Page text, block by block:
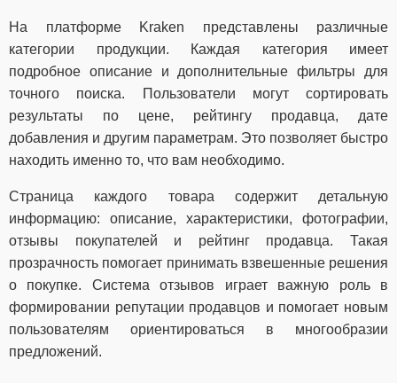
На платформе Kraken представлены различные
категории продукции. Каждая категория имеет
подробное описание и дополнительные фильтры для
точного поиска. Пользователи могут сортировать
результаты по цене, рейтингу продавца, дате
добавления и другим параметрам. Это позволяет быстро
находить именно то, что вам необходимо.
Страница каждого товара содержит детальную
информацию: описание, характеристики, фотографии,
отзывы покупателей и рейтинг продавца. Такая
прозрачность помогает принимать взвешенные решения
о покупке. Система отзывов играет важную роль в
формировании репутации продавцов и помогает новым
пользователям ориентироваться в многообразии
предложений.